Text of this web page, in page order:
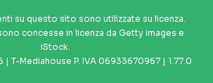
su questo sito sono utilizzate su licenza.
concesse in licenza da Getty Images e
iStock.
T-Mediahouse P. IVA 06933670967 | 1.77.0